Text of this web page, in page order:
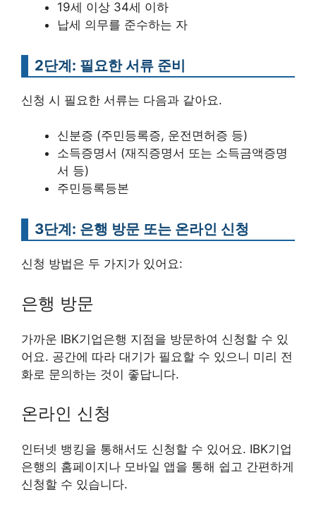
19세 이상 34세 이하
납세 의무를 준수하는 자
2단계: 필요한 서류 준비
신청 시 필요한 서류는 다음과 같아요.
신분증 (주민등록증, 운전면허증 등)
소득증명서 (재직증명서 또는 소득금액증명
서 등)
주민등록등본
3단계: 은행 방문 또는 온라인 신청
신청 방법은 두 가지가 있어요:
은행 방문
가까운 IBK기업은행 지점을 방문하여 신청할 수 있
어요. 공간에 따라 대기가 필요할 수 있으니 미리 전
화로 문의하는 것이 좋답니다.
온라인 신청
인터넷 뱅킹을 통해서도 신청할 수 있어요. IBK기업
은행의 홈페이지나 모바일 앱을 통해 쉽고 간편하게
신청할 수 있습니다.